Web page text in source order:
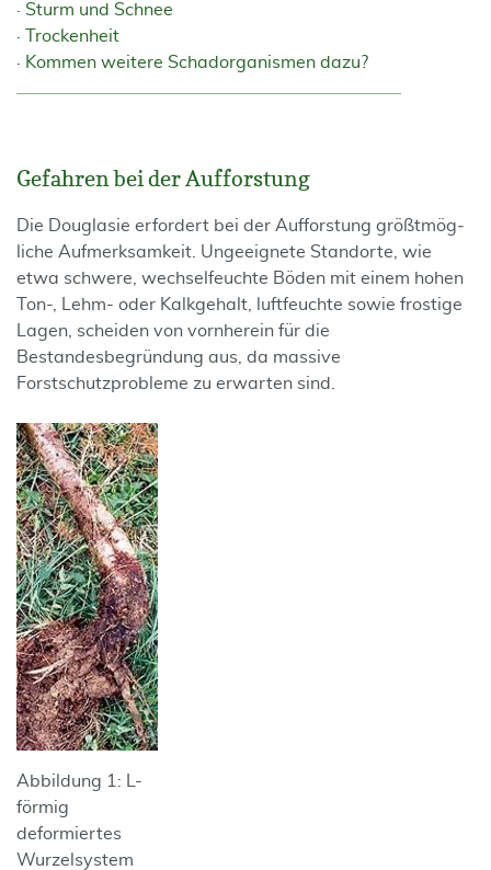
Sturm und Schnee
Trockenheit
Kommen weitere Schadorganismen dazu?
Gefahren bei der Aufforstung
Die Douglasie erfordert bei der Aufforstung größtmög­
liche Aufmerksamkeit. Ungeeignete Standorte, wie
etwa schwere, wechselfeuchte Böden mit einem hohen
Ton-, Lehm- oder Kalkgehalt, luftfeuchte sowie frostige
Lagen, scheiden von vornherein für die
Bestandesbegründung aus, da massive
Forstschutzprobleme zu erwarten sind.
Abbildung 1: L-
förmig
deformiertes
Wurzelsystem